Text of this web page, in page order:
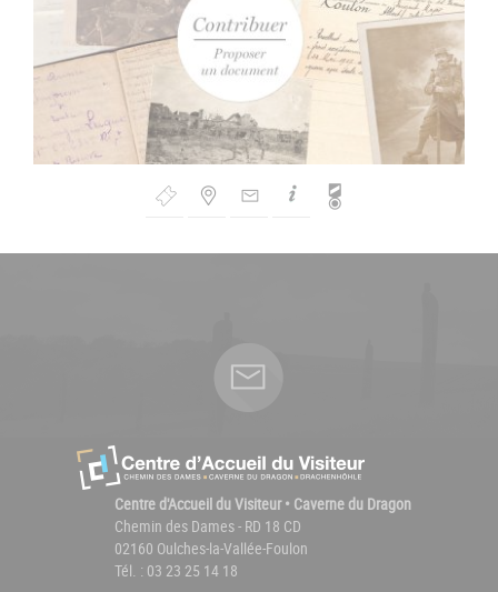
de
Centre d'Accueil du Visiteur • Caverne du Dragon
Chemin des Dames - RD 18 CD
02160 Oulches-la-Vallée-Foulon
Tél. : 03 23 25 14 18